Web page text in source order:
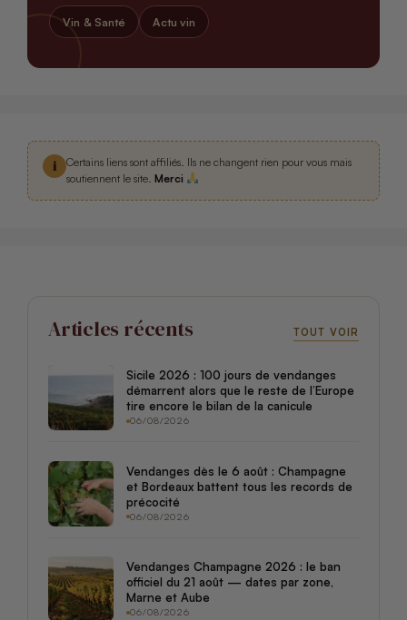
Vin & Santé Actu vin
i
Certains liens sont affiliés. Ils ne changent rien pour vous mais
soutiennent le site. Merci
Articles récents TOUT VOIR
Sicile 2026 : 100 jours de vendanges
démarrent alors que le reste de l’Europe
tire encore le bilan de la canicule
06/08/2026
Vendanges dès le 6 août : Champagne
et Bordeaux battent tous les records de
précocité
06/08/2026
Vendanges Champagne 2026 : le ban
officiel du 21 août — dates par zone,
Marne et Aube
06/08/2026